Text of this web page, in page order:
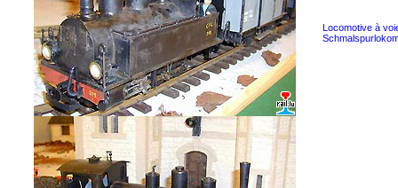
Locomotive à